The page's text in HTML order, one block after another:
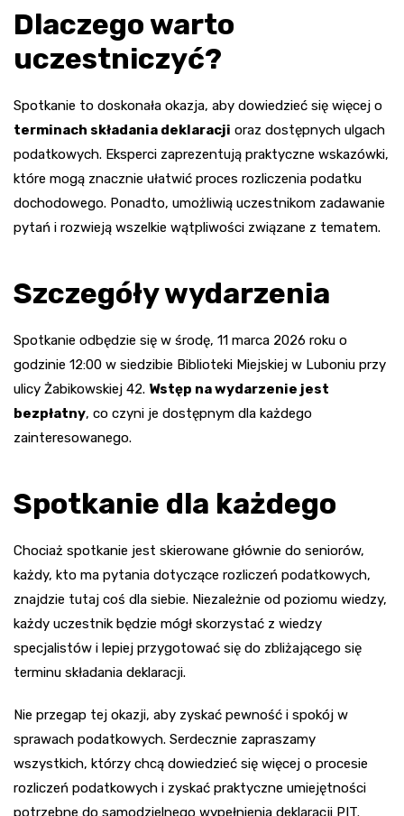
Dlaczego warto
uczestniczyć?
Spotkanie to doskonała okazja, aby dowiedzieć się więcej o
terminach składania deklaracji oraz dostępnych ulgach
podatkowych. Eksperci zaprezentują praktyczne wskazówki,
które mogą znacznie ułatwić proces rozliczenia podatku
dochodowego. Ponadto, umożliwią uczestnikom zadawanie
pytań i rozwieją wszelkie wątpliwości związane z tematem.
Szczegóły wydarzenia
Spotkanie odbędzie się w środę, 11 marca 2026 roku o
godzinie 12:00 w siedzibie Biblioteki Miejskiej w Luboniu przy
ulicy Żabikowskiej 42. Wstęp na wydarzenie jest
bezpłatny, co czyni je dostępnym dla każdego
zainteresowanego.
Spotkanie dla każdego
Chociaż spotkanie jest skierowane głównie do seniorów,
każdy, kto ma pytania dotyczące rozliczeń podatkowych,
znajdzie tutaj coś dla siebie. Niezależnie od poziomu wiedzy,
każdy uczestnik będzie mógł skorzystać z wiedzy
specjalistów i lepiej przygotować się do zbliżającego się
terminu składania deklaracji.
Nie przegap tej okazji, aby zyskać pewność i spokój w
sprawach podatkowych. Serdecznie zapraszamy
wszystkich, którzy chcą dowiedzieć się więcej o procesie
rozliczeń podatkowych i zyskać praktyczne umiejętności
potrzebne do samodzielnego wypełnienia deklaracji PIT.